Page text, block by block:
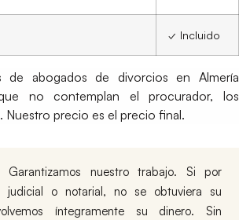
✓ Incluido
de abogados de divorcios en Almería
no contemplan el procurador, los
Nuestro precio es el precio final.
Garantizamos nuestro trabajo. Si por
judicial o notarial, no se obtuviera su
íntegramente su dinero. Sin